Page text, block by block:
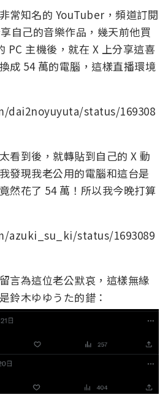
常知名的 YouTuber，頻道訂閱
自己的音樂作品，幾天前他買
PC 主機後，就在 X 上分享這喜
成 54 萬的電腦，這樣直播環境
status/169308
看到後，就轉貼到自己的 X 動
發現我老公用的電腦和這台是
然花了 54 萬！所以我今晚打算
status/1693089
言為這位老公默哀，這樣無緣
鈴木ゆゆうた的錯：